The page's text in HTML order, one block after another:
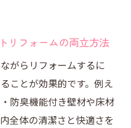
リフォームの両立方法
がらリフォームするに
ことが効果的です。例え
防臭機能付き壁材や床材
全体の清潔さと快適さを